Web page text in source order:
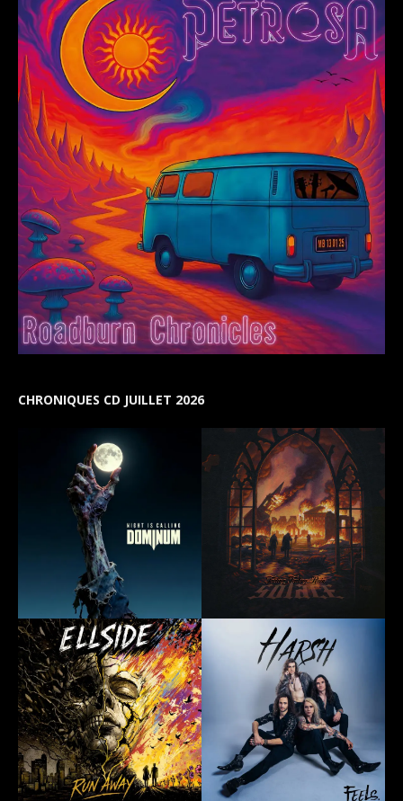
CHRONIQUES CD JUILLET 2026